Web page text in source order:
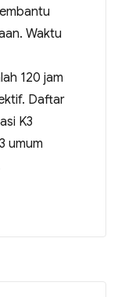
Waktu
120 jam
Daftar
K3
umum